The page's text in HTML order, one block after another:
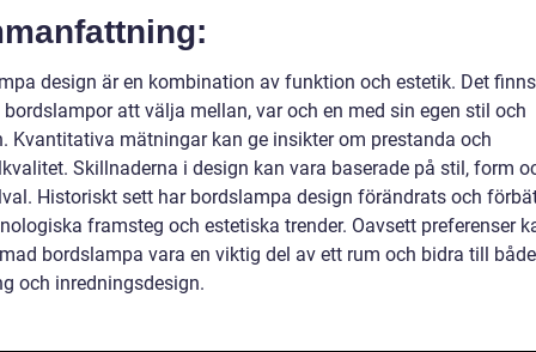
design är en kombination av funktion och estetik. Det
bordslampor att välja mellan, var och en med sin egen stil och
Kvantitativa mätningar kan ge insikter om prestanda och
Skillnaderna i design kan vara baserade på stil, form
Historiskt sett har bordslampa design förändrats och
framsteg och estetiska trender. Oavsett preferenser
bordslampa vara en viktig del av ett rum och bidra till både
och inredningsdesign.